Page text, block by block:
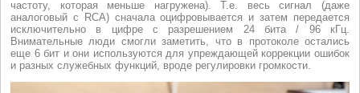
частоту, которая меньше нагружена). Т.е. весь сигнал (даже
аналоговый с RCA) сначала оцифровывается и затем передается
исключительно в цифре с разрешением 24 бита / 96 кГц.
Внимательные люди смогли заметить, что в протоколе остались
еще 6 бит и они используются для упреждающей коррекции ошибок
и разных служебных функций, вроде регулировки громкости.